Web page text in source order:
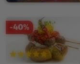
-40%
(155)